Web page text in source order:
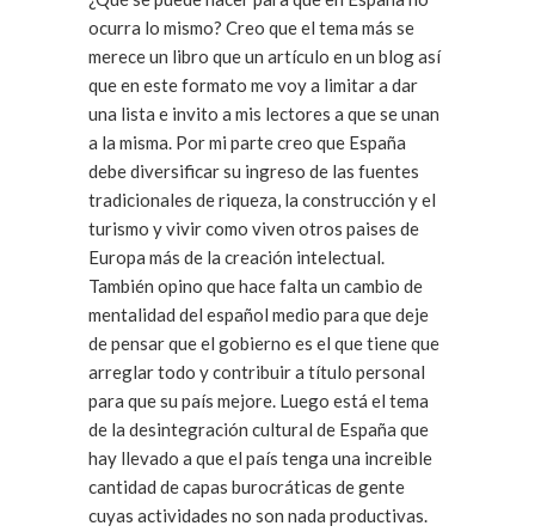
ocurra lo mismo? Creo que el tema más se
merece un libro que un artículo en un blog así
que en este formato me voy a limitar a dar
una lista e invito a mis lectores a que se unan
a la misma. Por mi parte creo que España
debe diversificar su ingreso de las fuentes
tradicionales de riqueza, la construcción y el
turismo y vivir como viven otros paises de
Europa más de la creación intelectual.
También opino que hace falta un cambio de
mentalidad del español medio para que deje
de pensar que el gobierno es el que tiene que
arreglar todo y contribuir a título personal
para que su país mejore. Luego está el tema
de la desintegración cultural de España que
hay llevado a que el país tenga una increible
cantidad de capas burocráticas de gente
cuyas actividades no son nada productivas.